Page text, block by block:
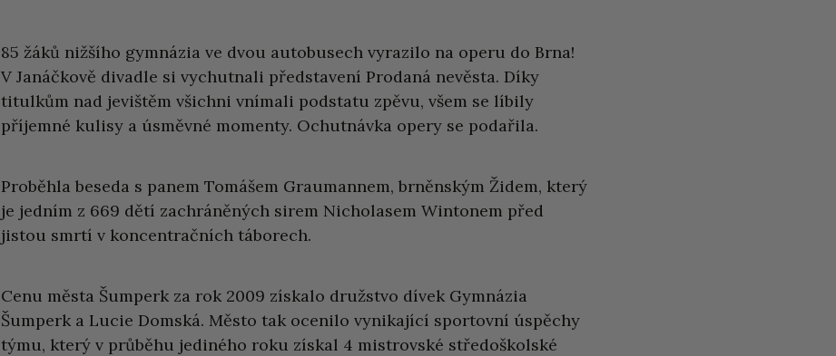
85 žáků nižšího gymnázia ve dvou autobusech vyrazilo na operu do Brna!
V Janáčkově divadle si vychutnali představení Prodaná nevěsta. Díky
titulkům nad jevištěm všichni vnímali podstatu zpěvu, všem se líbily
příjemné kulisy a úsměvné momenty. Ochutnávka opery se podařila.
Proběhla beseda s panem Tomášem Graumannem, brněnským Židem, který
je jedním z 669 dětí zachráněných sirem Nicholasem Wintonem před
jistou smrtí v koncentračních táborech.
Cenu města Šumperk za rok 2009 získalo družstvo dívek Gymnázia
Šumperk a Lucie Domská. Město tak ocenilo vynikající sportovní úspěchy
týmu, který v průběhu jediného roku získal 4 mistrovské středoškolské